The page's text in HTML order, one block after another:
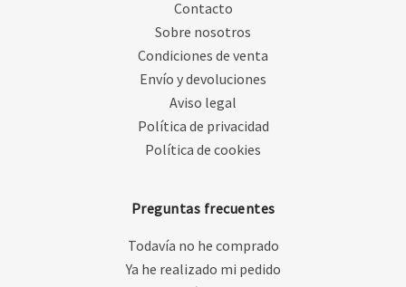
Contacto
Sobre nosotros
Condiciones de venta
Envío y devoluciones
Aviso legal
Política de privacidad
Política de cookies
Preguntas frecuentes
Todavía no he comprado
Ya he realizado mi pedido